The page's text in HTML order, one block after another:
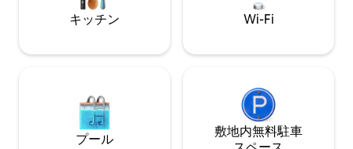
利用いただけます
キッチン Wi-Fi
プール
敷地内無料駐⁠車